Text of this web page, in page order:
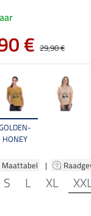
HONEY
Maattabel |
S L XL
€ 29,90 €